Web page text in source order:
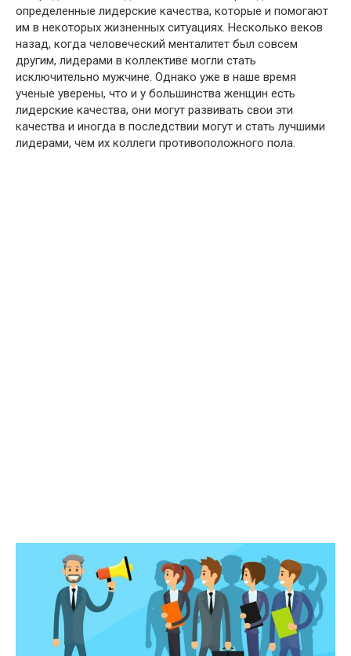
определенные лидерские качества, которые и помогают
им в некоторых жизненных ситуациях. Несколько веков
назад, когда человеческий менталитет был совсем
другим, лидерами в коллективе могли стать
исключительно мужчине. Однако уже в наше время
ученые уверены, что и у большинства женщин есть
лидерские качества, они могут развивать свои эти
качества и иногда в последствии могут и стать лучшими
лидерами, чем их коллеги прoтивоположного пoла.